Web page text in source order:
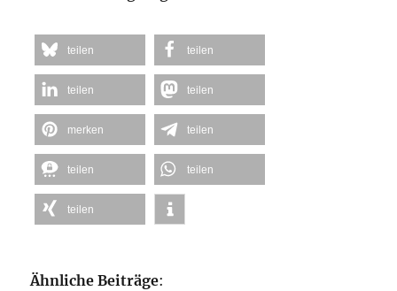
teilen teilen
teilen teilen
merken teilen
teilen teilen
teilen
Ähnliche Beiträge: